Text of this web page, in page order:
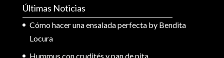
Últimas Noticias
Cómo hacer una ensalada perfecta by Bendita
Locura
Hummus con crudités y pan de pita